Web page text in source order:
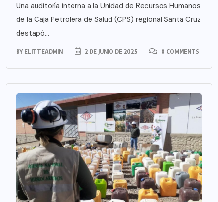
Una auditoría interna a la Unidad de Recursos Humanos
de la Caja Petrolera de Salud (CPS) regional Santa Cruz
destapó...
BY ELITTEADMIN 2 DE JUNIO DE 2025 0 COMMENTS